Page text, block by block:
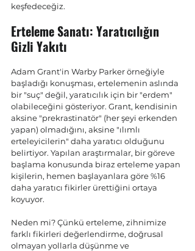
keşfedeceğiz.
Erteleme Sanatı: Yaratıcılığın
Gizli Yakıtı
Adam Grant'in Warby Parker örneğiyle
başladığı konuşması, ertelemenin aslında
bir "suç" değil, yaratıcılık için bir "erdem"
olabileceğini gösteriyor. Grant, kendisinin
aksine "prekrastinatör" (her şeyi erkenden
yapan) olmadığını, aksine "ılımlı
erteleyicilerin" daha yaratıcı olduğunu
belirtiyor. Yapılan araştırmalar, bir göreve
başlama konusunda biraz erteleme yapan
kişilerin, hemen başlayanlara göre %16
daha yaratıcı fikirler ürettiğini ortaya
koyuyor.
Neden mi? Çünkü erteleme, zihnimize
farklı fikirleri değerlendirme, doğrusal
olmayan yollarla düşünme ve